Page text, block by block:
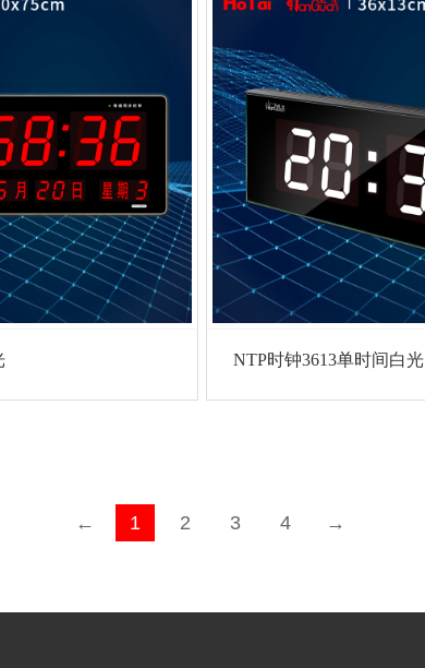
NTP时钟3613单时间白光
← 1 2 3 4 →